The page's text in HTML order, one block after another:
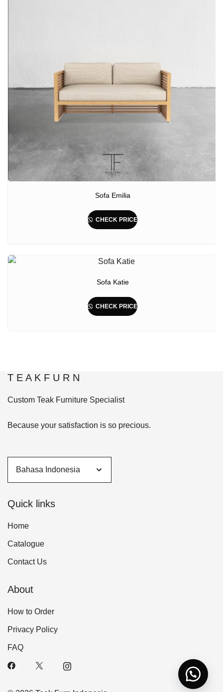
Sofa Emilia
CHECK PRICE
Sofa Katie
CHECK PRICE
T E A K F U R N
Custom Teak Furniture Specialist
Because your satisfaction is so precious.
Quick links
Home
Catalogue
Contact Us
About
How to Order
Privacy Policy
FAQ